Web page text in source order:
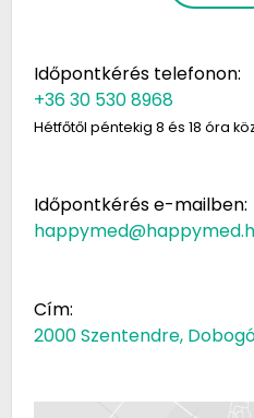
Időpontkérés telefonon:
+36 30 530 8968
Hétfőtől péntekig 8 és 18 óra
Időpontkérés e-mailben:
Cím:
2000 Szentendre,